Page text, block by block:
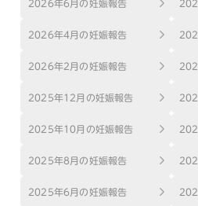
2026年6月の妊娠報告
2026年4月の妊娠報告
2026年2月の妊娠報告
2025年12月の妊娠報告
2025年10月の妊娠報告
2025年8月の妊娠報告
2025年6月の妊娠報告